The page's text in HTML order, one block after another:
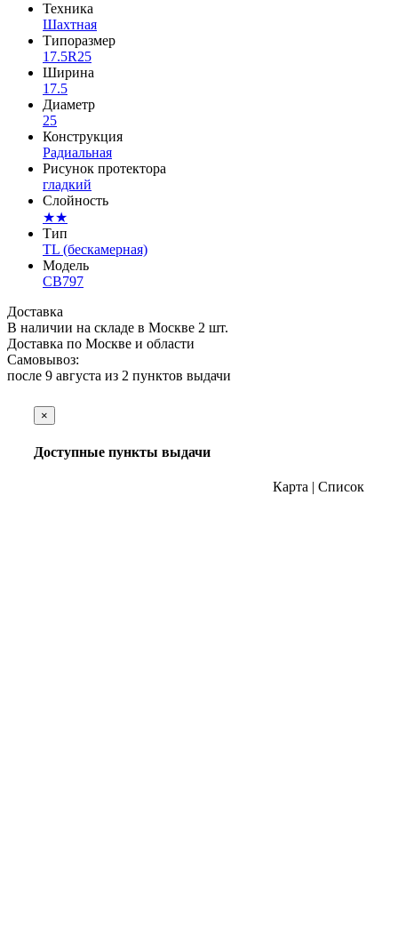
Техника
Шахтная
Типоразмер
17.5R25
Ширина
17.5
Диаметр
25
Конструкция
Радиальная
Рисунок протектора
гладкий
Слойность
★★
Тип
TL (бескамерная)
Модель
CB797
Доставка
В наличии на складе в Москве 2 шт.
Доставка по Москве и области
Самовывоз:
после 9 августа из 2 пунктов выдачи
×
Доступные пункты выдачи
Карта | Список